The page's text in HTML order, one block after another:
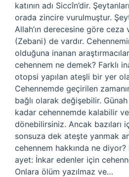
katının adı Siccîn’dir.
orada zincire vurulmuştur.
Allah’ın derecesine göre
(Zebani) de vardır.
olduğuna inanan
cehennem ne demek? Farklı
otopsi yapılan ateşli bir yer
Cehennemde geçirilen
bağlı olarak değişebilir.
kadar cehennemde kalabilir
dönebilirsiniz. Ancak bazıları
sonsuza dek ateşte yanmak
cehennem hakkında ne diyor?
ayet: İnkar edenler için
Onlara ölüm yazılmaz ve…